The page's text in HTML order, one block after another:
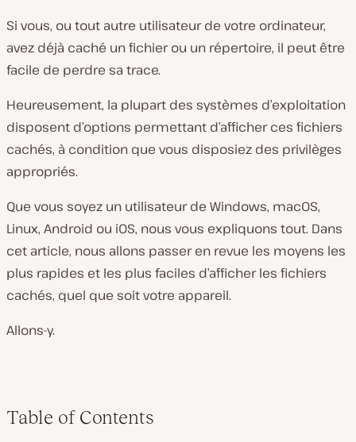
Si vous, ou tout autre utilisateur de votre ordinateur,
avez déjà caché un fichier ou un répertoire, il peut être
facile de perdre sa trace.
Heureusement, la plupart des systèmes d’exploitation
disposent d’options permettant d’afficher ces fichiers
cachés, à condition que vous disposiez des privilèges
appropriés.
Que vous soyez un utilisateur de Windows, macOS,
Linux, Android ou iOS, nous vous expliquons tout. Dans
cet article, nous allons passer en revue les moyens les
plus rapides et les plus faciles d’afficher les fichiers
cachés, quel que soit votre appareil.
Allons-y.
Table of Contents